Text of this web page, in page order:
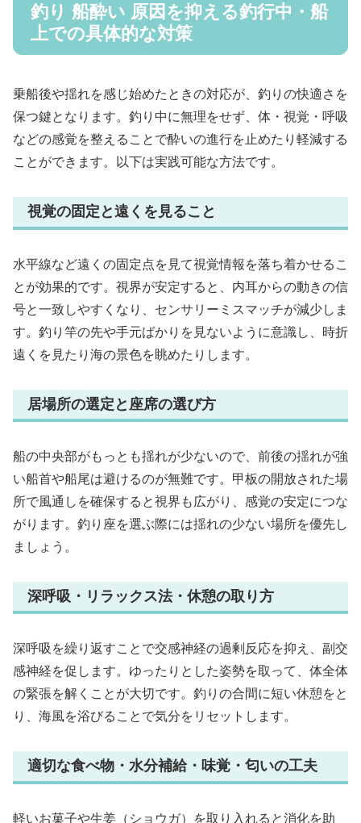
釣り 船酔い 原因を抑える釣行中・船
上での具体的な対策
乗船後や揺れを感じ始めたときの対応が、釣りの快適さを
保つ鍵となります。釣り中に無理をせず、体・視覚・呼吸
などの感覚を整えることで酔いの進行を止めたり軽減する
ことができます。以下は実践可能な方法です。
視覚の固定と遠くを見ること
水平線など遠くの固定点を見て視覚情報を落ち着かせるこ
とが効果的です。視界が安定すると、内耳からの動きの信
号と一致しやすくなり、センサリーミスマッチが減少しま
す。釣り竿の先や手元ばかりを見ないように意識し、時折
遠くを見たり海の景色を眺めたりします。
居場所の選定と座席の選び方
船の中央部がもっとも揺れが少ないので、前後の揺れが強
い船首や船尾は避けるのが無難です。甲板の開放された場
所で風通しを確保すると視界も広がり、感覚の安定につな
がります。釣り座を選ぶ際には揺れの少ない場所を優先し
ましょう。
深呼吸・リラックス法・休憩の取り方
深呼吸を繰り返すことで交感神経の過剰反応を抑え、副交
感神経を促します。ゆったりとした姿勢を取って、体全体
の緊張を解くことが大切です。釣りの合間に短い休憩をと
り、海風を浴びることで気分をリセットします。
適切な食べ物・水分補給・味覚・匂いの工夫
軽いお菓子や生姜（ショウガ）を取り入れると消化を助